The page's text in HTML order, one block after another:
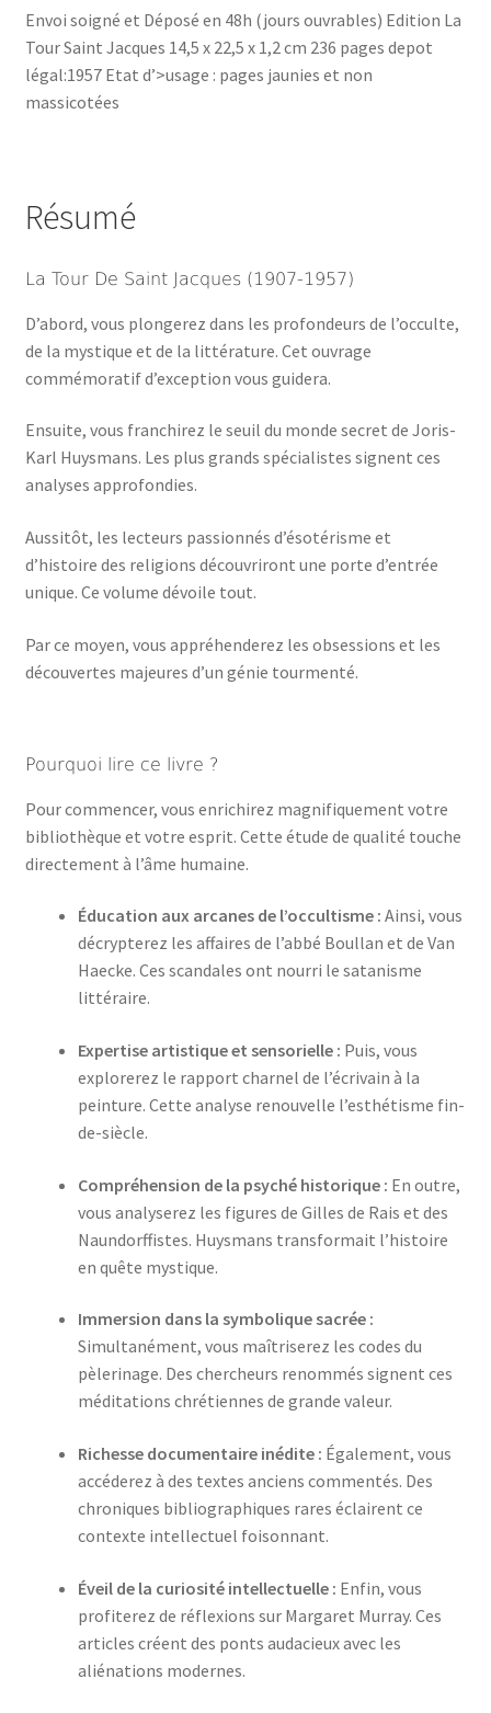
Envoi soigné et Déposé en 48h (jours ouvrables) Edition La
Tour Saint Jacques 14,5 x 22,5 x 1,2 cm 236 pages depot
légal:1957 Etat d’>usage : pages jaunies et non
massicotées
Résumé
La Tour De Saint Jacques (1907-1957)
D’abord, vous plongerez dans les profondeurs de l’occulte,
de la mystique et de la littérature. Cet ouvrage
commémoratif d’exception vous guidera.
Ensuite, vous franchirez le seuil du monde secret de Joris-
Karl Huysmans. Les plus grands spécialistes signent ces
analyses approfondies.
Aussitôt, les lecteurs passionnés d’ésotérisme et
d’histoire des religions découvriront une porte d’entrée
unique. Ce volume dévoile tout.
Par ce moyen, vous appréhenderez les obsessions et les
découvertes majeures d’un génie tourmenté.
Pourquoi lire ce livre ?
Pour commencer, vous enrichirez magnifiquement votre
bibliothèque et votre esprit. Cette étude de qualité touche
directement à l’âme humaine.
Éducation aux arcanes de l’occultisme : Ainsi, vous
décrypterez les affaires de l’abbé Boullan et de Van
Haecke. Ces scandales ont nourri le satanisme
littéraire.
Expertise artistique et sensorielle : Puis, vous
explorerez le rapport charnel de l’écrivain à la
peinture. Cette analyse renouvelle l’esthétisme fin-
de-siècle.
Compréhension de la psyché historique : En outre,
vous analyserez les figures de Gilles de Rais et des
Naundorffistes. Huysmans transformait l’histoire
en quête mystique.
Immersion dans la symbolique sacrée :
Simultanément, vous maîtriserez les codes du
pèlerinage. Des chercheurs renommés signent ces
méditations chrétiennes de grande valeur.
Richesse documentaire inédite : Également, vous
accéderez à des textes anciens commentés. Des
chroniques bibliographiques rares éclairent ce
contexte intellectuel foisonnant.
Éveil de la curiosité intellectuelle : Enfin, vous
profiterez de réflexions sur Margaret Murray. Ces
articles créent des ponts audacieux avec les
aliénations modernes.